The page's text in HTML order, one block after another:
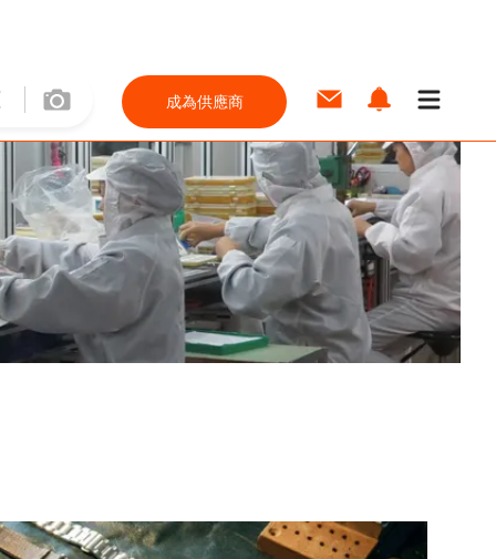
成為供應商